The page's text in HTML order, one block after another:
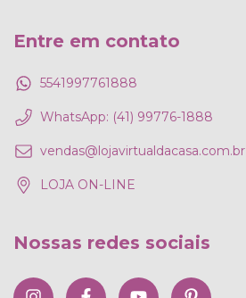
Entre em contato
5541997761888
WhatsApp: (41) 99776-1888
vendas@lojavirtualdacasa.com.br
LOJA ON-LINE
Nossas redes sociais